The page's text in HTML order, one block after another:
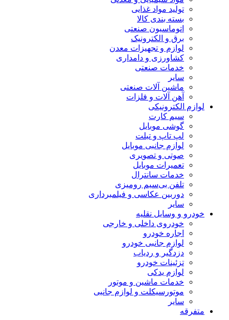
تولید مواد غذایی
بسته بندی کالا
اتوماسیون صنعتی
برق و الکترونیک
لوازم و تجهیزات معدن
کشاورزی و دامداری
خدمات صنعتی
سایر
ماشین آلات صنعتی
آهن آلات و فلزات
لوازم الکترونیکی
سیم کارت
گوشی موبایل
لپ تاپ و تبلت
لوازم جانبی موبایل
صوتی و تصویری
تعمیرات موبایل
خدمات سانترال
تلفن بی‌سیم رومیزی
دوربین عکاسی و فیلمبرداری
سایر
خودرو و وسایل نقلیه
خودروی داخلی و خارجی
اجاره خودرو
لوازم جانبی خودرو
دزدگیر و ردیاب
تزئینات خودرو
لوازم یدکی
خدمات ماشین و موتور
موتورسیکلت و لوازم جانبی
سایر
متفرقه